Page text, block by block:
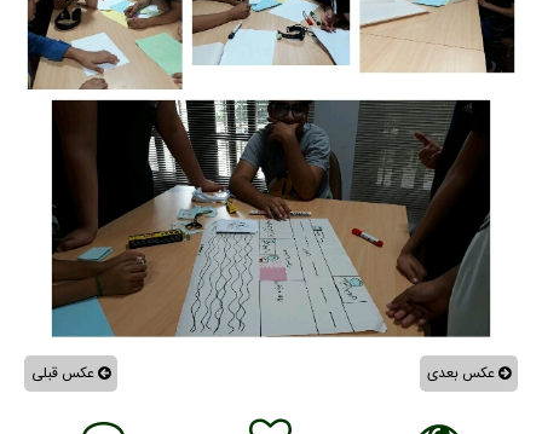
عکس قبلی عکس بعدی